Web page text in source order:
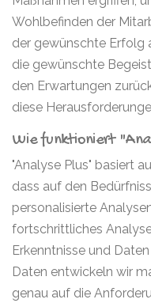
Wohlbefinden der
der gewünschte Erfolg
die gewünschte
den Erwartungen
diese
Wie funktioniert
"Analyse Plus" basiert
dass auf den
personalisierte
fortschrittliches
Erkenntnisse und
Daten entwickeln wir
genau auf die